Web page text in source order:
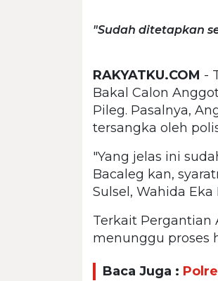
"Sudah ditetapkan
RAKYATKU.COM -
Bakal Calon
Pileg. Pasalnya,
tersangka oleh
"Yang jelas ini
Bacaleg kan,
Sulsel, Wahida
Terkait Pergantian
menunggu proses
Baca Juga :